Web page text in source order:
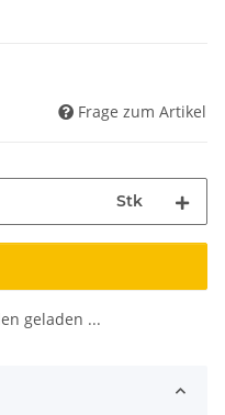
Frage zum Artikel
Stk
geladen ...